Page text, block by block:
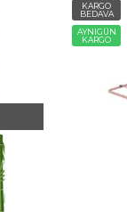
KARGO
BEDAVA
AYNIGÜN
KARGO